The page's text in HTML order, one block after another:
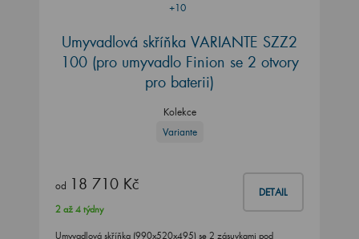
+10
Umyvadlová skříňka VARIANTE SZZ2
100 (pro umyvadlo Finion se 2 otvory
pro baterii)
Kolekce
Variante
od 18 710 Kč DETAIL
2 až 4 týdny
Umyvadlová skříňka (990x520x495) se 2 zásuvkami pod